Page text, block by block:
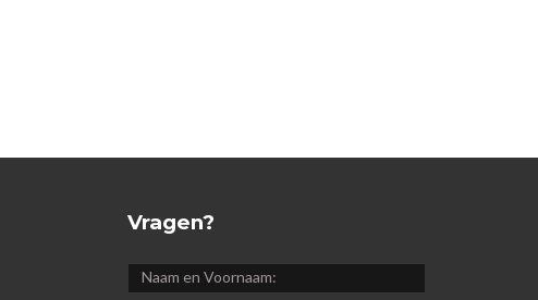
Vragen?
NAAM